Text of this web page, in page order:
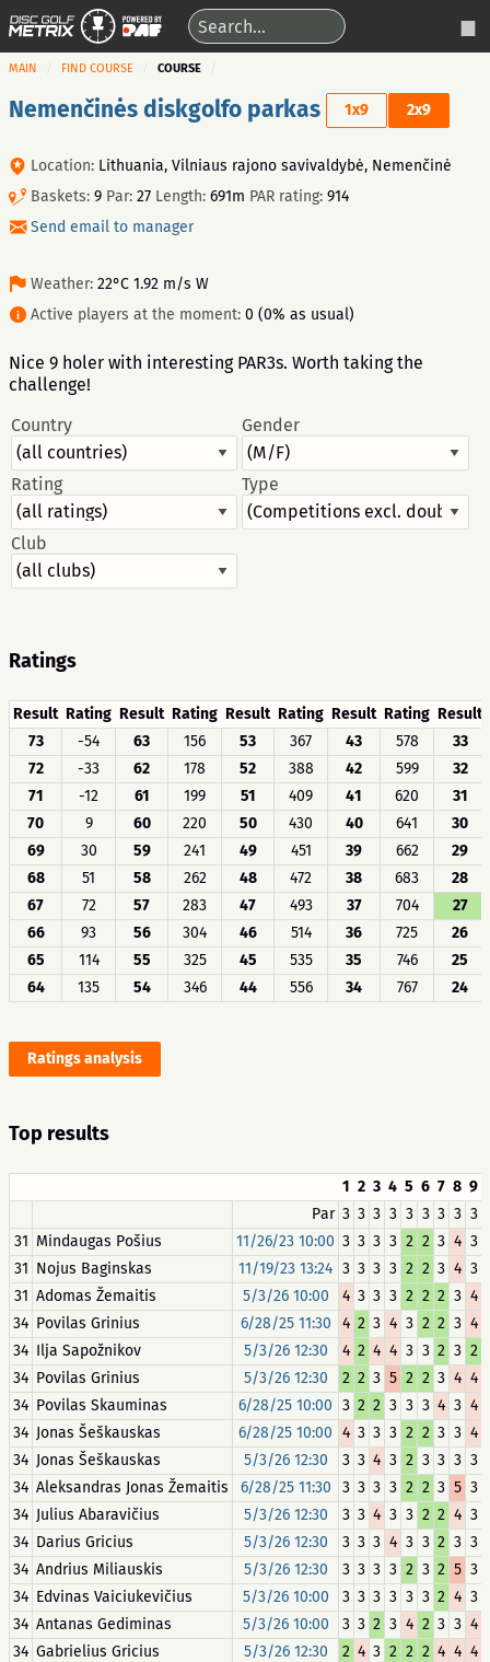
MAIN FIND COURSE COURSE
Nemenčinės diskgolfo parkas 1x9 2x9
Location: Lithuania, Vilniaus rajono savivaldybė, Nemenčinė
Baskets: 9 Par: 27 Length: 691m PAR rating: 914
Send email to manager
Weather: 22°C 1.92 m/s W
Active players at the moment: 0 (0% as usual)
Nice 9 holer with interesting PAR3s. Worth taking the
challenge!
Country
Gender
Rating Type
Club
Ratings
Result Rating Result Rating Result Rating Result Rating Result
73
-54 63 156 53 367 43 578
33
72
-33 62 178 52 388 42 599
32
71
-12 61 199 51 409 41 620
31
70
9 60 220 50 430 40 641
30
69
30 59 241 49 451 39 662
29
68
51 58 262 48 472 38 683
28
67
72 57 283 47 493 37 704
27
66
93 56 304 46 514 36 725
26
65
114 55 325 45 535 35 746
25
64
135 54 346 44 556 34 767 24
Ratings analysis
Top results
1 2 3 4 5 6 7 8 9
Par 3 3 3 3 3 3 3 3 3
31 Mindaugas Pošius 11/26/23 10:00 3 3 3 3 2 2 3 4 3
31 Nojus Baginskas 11/19/23 13:24 3 3 3 3 2 2 3 4 3
31 Adomas Žemaitis 5/3/26 10:00 4 3 3 3 2 2 2 3 4
34 Povilas Grinius 6/28/25 11:30 4 2 3 4 3 2 2 3 4
34 Ilja Sapožnikov 5/3/26 12:30 4 2 4 4 3 3 2 3 2
34 Povilas Grinius 5/3/26 12:30 2 2 3 5 2 2 3 4 4
34 Povilas Skauminas 6/28/25 10:00 3 2 2 3 3 3 4 3 4
34 Jonas Šeškauskas 6/28/25 10:00 4 3 3 3 2 2 3 3 4
34 Jonas Šeškauskas 5/3/26 12:30 3 3 4 3 2 3 3 3 3
34 Aleksandras Jonas Žemaitis 6/28/25 11:30 3 3 3 3 2 2 3 5 3
34 Julius Abaravičius 5/3/26 12:30 3 3 4 3 3 2 2 4 3
34 Darius Gricius 5/3/26 12:30 3 3 3 4 3 3 2 3 3
34 Andrius Miliauskis 5/3/26 12:30 3 3 3 3 2 3 2 5 3
34 Edvinas Vaiciukevičius 5/3/26 10:00 3 3 3 3 3 3 2 4 3
34 Antanas Gediminas 5/3/26 10:00 3 3 2 3 4 2 3 3 4
34 Gabrielius Gricius 5/3/26 12:30 2 4 3 2 2 2 4 4 4